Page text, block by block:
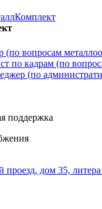
(по вопросам
по кадрам (по
(по
поддержка
проезд, дом 35,